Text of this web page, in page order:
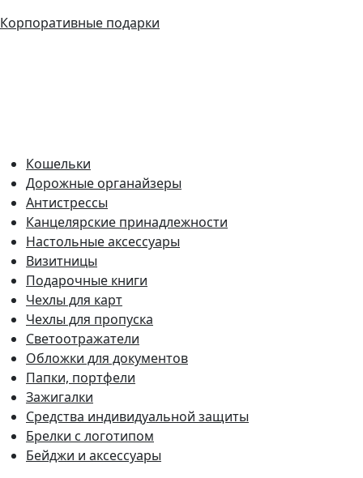
Корпоративные подарки
Кошельки
Дорожные органайзеры
Антистрессы
Канцелярские принадлежности
Настольные аксессуары
Визитницы
Подарочные книги
Чехлы для карт
Чехлы для пропуска
Светоотражатели
Обложки для документов
Папки, портфели
Зажигалки
Средства индивидуальной защиты
Брелки с логотипом
Бейджи и аксессуары